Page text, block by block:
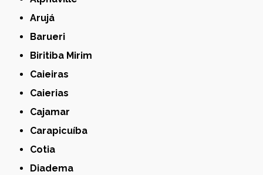
Arujá
Barueri
Biritiba Mirim
Caieiras
Caierias
Cajamar
Carapicuíba
Cotia
Diadema